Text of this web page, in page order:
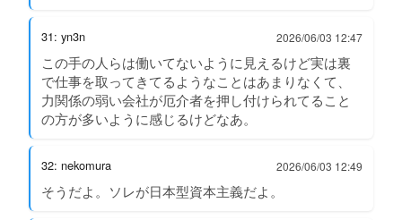
31: yn3n 2026/06/03 12:47
この手の人らは働いてないように見えるけど実は裏
で仕事を取ってきてるようなことはあまりなくて、
力関係の弱い会社が厄介者を押し付けられてること
の方が多いように感じるけどなあ。
32: nekomura 2026/06/03 12:49
そうだよ。ソレが日本型資本主義だよ。